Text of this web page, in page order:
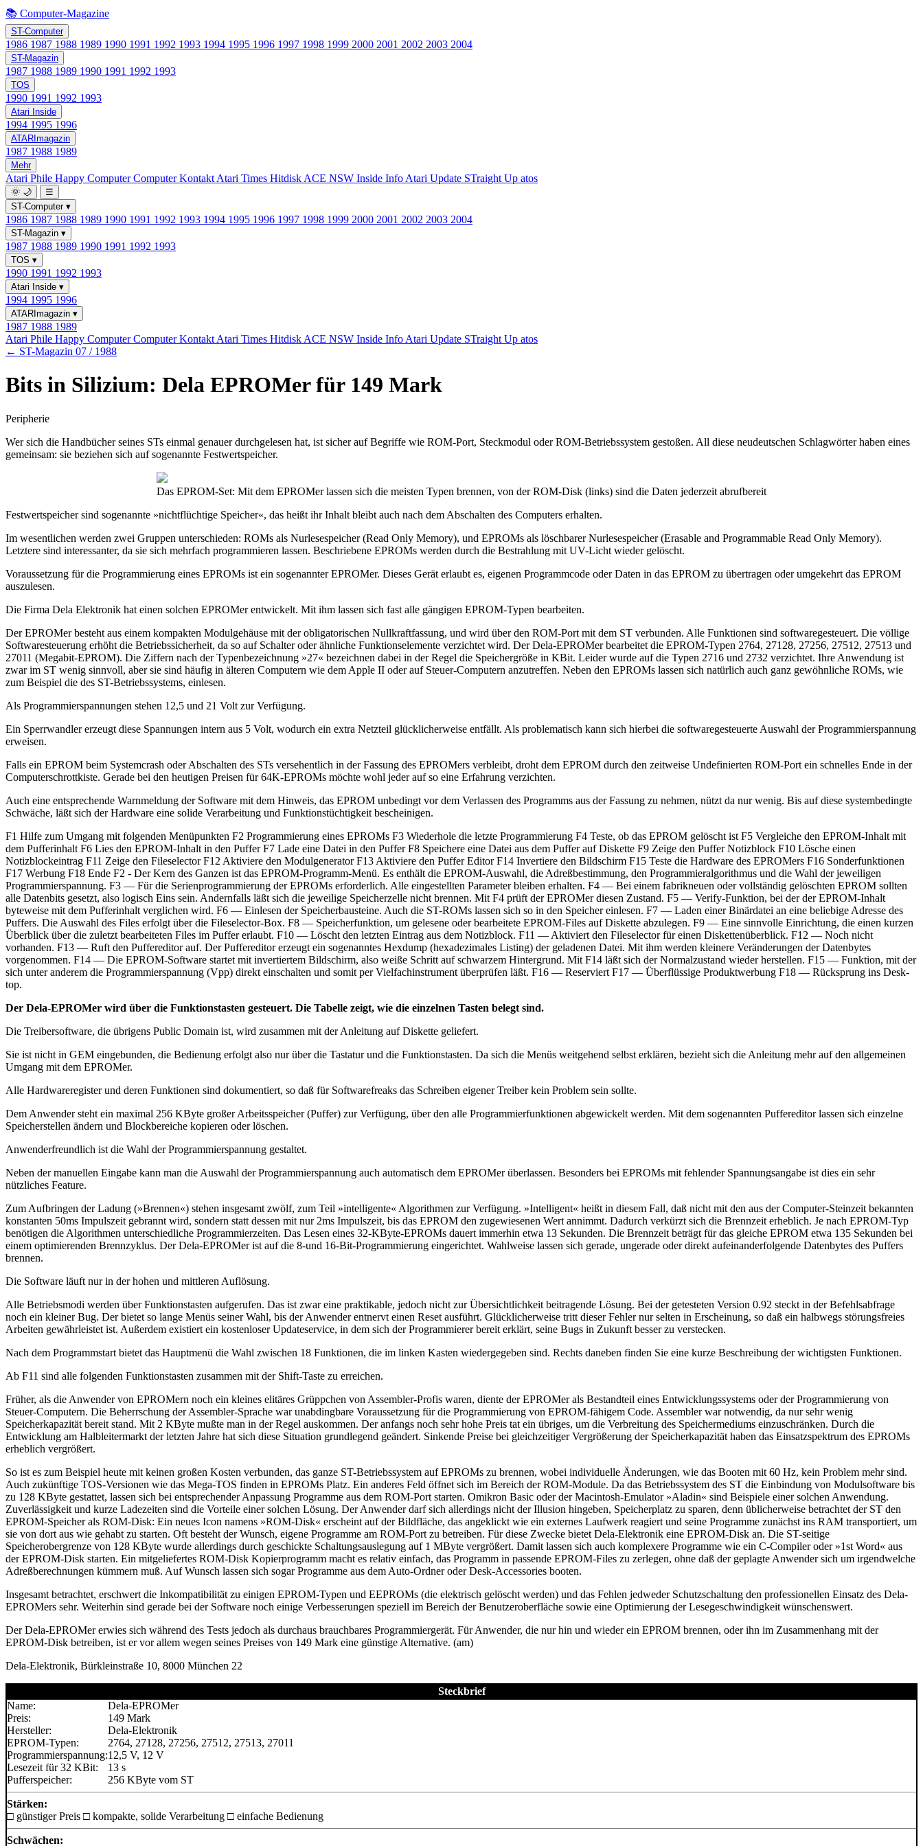
📚 Computer-Magazine
ST-Computer
1986 1987 1988 1989 1990 1991 1992 1993 1994 1995 1996 1997 1998 1999 2000 2001 2002 2003 2004
ST-Magazin
1987 1988 1989 1990 1991 1992 1993
TOS
1990 1991 1992 1993
Atari Inside
1994 1995 1996
ATARImagazin
1987 1988 1989
Mehr
Atari Phile Happy ComputerComputer Kontakt Atari Times Hitdisk ACE NSW Inside Info Atari Update STraight Up atos
🌞 🌙
☰
ST-Computer ▾
1986 1987 1988 1989 1990 1991 1992 1993 1994 1995 1996 1997 1998 1999 2000 2001 2002 2003 2004
ST-Magazin ▾
1987 1988 1989 1990 1991 1992 1993
TOS ▾
1990 1991 1992 1993
Atari Inside ▾
1994 1995 1996
ATARImagazin ▾
1987 1988 1989
Atari Phile Happy ComputerComputer Kontakt Atari Times Hitdisk ACE NSW Inside Info Atari Update STraight Up atos
← ST-Magazin 07 / 1988
Bits in Silizium: Dela EPROMer für 149 Mark
Peripherie
Wer sich die Handbücher seines STs einmal genauer durchgelesen hat, ist sicher auf Begriffe wie ROM-Port, Steckmodul oder ROM-Betriebssystem gestoßen. All diese neudeutschen Schlagwörter haben eines
gemeinsam: sie beziehen sich auf sogenannte Festwertspeicher.
Das EPROM-Set: Mit dem EPROMer lassen sich die meisten Typen brennen, von der ROM-Disk (links) sind die Daten jederzeit abrufbereit
Festwertspeicher sind sogenannte »nichtflüchtige Speicher«, das heißt ihr Inhalt bleibt auch nach dem Abschalten des Computers erhalten.
Im wesentlichen werden zwei Gruppen unterschieden: ROMs als Nurlesespeicher (Read Only Memory), und EPROMs als löschbarer Nurlesespeicher (Erasable and Programmable Read Only Memory).
Letztere sind interessanter, da sie sich mehrfach programmieren lassen. Beschriebene EPROMs werden durch die Bestrahlung mit UV-Licht wieder gelöscht.
Voraussetzung für die Programmierung eines EPROMs ist ein sogenannter EPROMer. Dieses Gerät erlaubt es, eigenen Programmcode oder Daten in das EPROM zu übertragen oder umgekehrt das EPROM
auszulesen.
Die Firma Dela Elektronik hat einen solchen EPROMer entwickelt. Mit ihm lassen sich fast alle gängigen EPROM-Typen bearbeiten.
Der EPROMer besteht aus einem kompakten Modulgehäuse mit der obligatorischen Nullkraftfassung, und wird über den ROM-Port mit dem ST verbunden. Alle Funktionen sind softwaregesteuert. Die völlige
Softwaresteuerung erhöht die Betriebssicherheit, da so auf Schalter oder ähnliche Funktionselemente verzichtet wird. Der Dela-EPROMer bearbeitet die EPROM-Typen 2764, 27128, 27256, 27512, 27513 und
27011 (Megabit-EPROM). Die Ziffern nach der Typenbezeichnung »27« bezeichnen dabei in der Regel die Speichergröße in KBit. Leider wurde auf die Typen 2716 und 2732 verzichtet. Ihre Anwendung ist
zwar im ST wenig sinnvoll, aber sie sind häufig in älteren Computern wie dem Apple II oder auf Steuer-Computern anzutreffen. Neben den EPROMs lassen sich natürlich auch ganz gewöhnliche ROMs, wie
zum Beispiel die des ST-Betriebssystems, einlesen.
Als Programmierspannungen stehen 12,5 und 21 Volt zur Verfügung.
Ein Sperrwandler erzeugt diese Spannungen intern aus 5 Volt, wodurch ein extra Netzteil glücklicherweise entfällt. Als problematisch kann sich hierbei die softwaregesteuerte Auswahl der Programmierspannung
erweisen.
Falls ein EPROM beim Systemcrash oder Abschalten des STs versehentlich in der Fassung des EPROMers verbleibt, droht dem EPROM durch den zeitweise Undefinierten ROM-Port ein schnelles Ende in der
Computerschrottkiste. Gerade bei den heutigen Preisen für 64K-EPROMs möchte wohl jeder auf so eine Erfahrung verzichten.
Auch eine entsprechende Warnmeldung der Software mit dem Hinweis, das EPROM unbedingt vor dem Verlassen des Programms aus der Fassung zu nehmen, nützt da nur wenig. Bis auf diese systembedingte
Schwäche, läßt sich der Hardware eine solide Verarbeitung und Funktionstüchtigkeit bescheinigen.
F1 Hilfe zum Umgang mit folgenden Menüpunkten F2 Programmierung eines EPROMs F3 Wiederhole die letzte Programmierung F4 Teste, ob das EPROM gelöscht ist F5 Vergleiche den EPROM-Inhalt mit
dem Pufferinhalt F6 Lies den EPROM-Inhalt in den Puffer F7 Lade eine Datei in den Puffer F8 Speichere eine Datei aus dem Puffer auf Diskette F9 Zeige den Puffer Notizblock F10 Lösche einen
Notizblockeintrag F11 Zeige den Fileselector F12 Aktiviere den Modulgenerator F13 Aktiviere den Puffer Editor F14 Invertiere den Bildschirm F15 Teste die Hardware des EPROMers F16 Sonderfunktionen
F17 Werbung F18 Ende F2 - Der Kern des Ganzen ist das EPROM-Programm-Menü. Es enthält die EPROM-Auswahl, die Adreßbestimmung, den Programmieralgorithmus und die Wahl der jeweiligen
Programmierspannung. F3 — Für die Serienprogrammierung der EPROMs erforderlich. Alle eingestellten Parameter bleiben erhalten. F4 — Bei einem fabrikneuen oder vollständig gelöschten EPROM sollten
alle Datenbits gesetzt, also logisch Eins sein. Andernfalls läßt sich die jeweilige Speicherzelle nicht brennen. Mit F4 prüft der EPROMer diesen Zustand. F5 — Verify-Funktion, bei der der EPROM-Inhalt
byteweise mit dem Pufferinhalt verglichen wird. F6 — Einlesen der Speicherbausteine. Auch die ST-ROMs lassen sich so in den Speicher einlesen. F7 — Laden einer Binärdatei an eine beliebige Adresse des
Puffers. Die Auswahl des Files erfolgt über die Fileselector-Box. F8 — Speicherfunktion, um gelesene oder bearbeitete EPROM-Files auf Diskette abzulegen. F9 — Eine sinnvolle Einrichtung, die einen kurzen
Überblick über die zuletzt bearbeiteten Files im Puffer erlaubt. F10 — Löscht den letzten Eintrag aus dem Notizblock. F11 — Aktiviert den Fileselector für einen Diskettenüberblick. F12 — Noch nicht
vorhanden. F13 — Ruft den Puffereditor auf. Der Puffereditor erzeugt ein sogenanntes Hexdump (hexadezimales Listing) der geladenen Datei. Mit ihm werden kleinere Veränderungen der Datenbytes
vorgenommen. F14 — Die EPROM-Software startet mit invertiertem Bildschirm, also weiße Schritt auf schwarzem Hintergrund. Mit F14 läßt sich der Normalzustand wieder herstellen. F15 — Funktion, mit der
sich unter anderem die Programmierspannung (Vpp) direkt einschalten und somit per Vielfachinstrument überprüfen läßt. F16 — Reserviert F17 — Überflüssige Produktwerbung F18 — Rücksprung ins Desk-
top.
Der Dela-EPROMer wird über die Funktionstasten gesteuert. Die Tabelle zeigt, wie die einzelnen Tasten belegt sind.
Die Treibersoftware, die übrigens Public Domain ist, wird zusammen mit der Anleitung auf Diskette geliefert.
Sie ist nicht in GEM eingebunden, die Bedienung erfolgt also nur über die Tastatur und die Funktionstasten. Da sich die Menüs weitgehend selbst erklären, bezieht sich die Anleitung mehr auf den allgemeinen
Umgang mit dem EPROMer.
Alle Hardwareregister und deren Funktionen sind dokumentiert, so daß für Softwarefreaks das Schreiben eigener Treiber kein Problem sein sollte.
Dem Anwender steht ein maximal 256 KByte großer Arbeitsspeicher (Puffer) zur Verfügung, über den alle Programmierfunktionen abgewickelt werden. Mit dem sogenannten Puffereditor lassen sich einzelne
Speicherstellen ändern und Blockbereiche kopieren oder löschen.
Anwenderfreundlich ist die Wahl der Programmierspannung gestaltet.
Neben der manuellen Eingabe kann man die Auswahl der Programmierspannung auch automatisch dem EPROMer überlassen. Besonders bei EPROMs mit fehlender Spannungsangabe ist dies ein sehr
nützliches Feature.
Zum Aufbringen der Ladung (»Brennen«) stehen insgesamt zwölf, zum Teil »intelligente« Algorithmen zur Verfügung. »Intelligent« heißt in diesem Fall, daß nicht mit den aus der Computer-Steinzeit bekannten
konstanten 50ms Impulszeit gebrannt wird, sondern statt dessen mit nur 2ms Impulszeit, bis das EPROM den zugewiesenen Wert annimmt. Dadurch verkürzt sich die Brennzeit erheblich. Je nach EPROM-Typ
benötigen die Algorithmen unterschiedliche Programmierzeiten. Das Lesen eines 32-KByte-EPROMs dauert immerhin etwa 13 Sekunden. Die Brennzeit beträgt für das gleiche EPROM etwa 135 Sekunden bei
einem optimierenden Brennzyklus. Der Dela-EPROMer ist auf die 8-und 16-Bit-Programmierung eingerichtet. Wahlweise lassen sich gerade, ungerade oder direkt aufeinanderfolgende Datenbytes des Puffers
brennen.
Die Software läuft nur in der hohen und mittleren Auflösung.
Alle Betriebsmodi werden über Funktionstasten aufgerufen. Das ist zwar eine praktikable, jedoch nicht zur Übersichtlichkeit beitragende Lösung. Bei der getesteten Version 0.92 steckt in der Befehlsabfrage
noch ein kleiner Bug. Der bietet so lange Menüs seiner Wahl, bis der Anwender entnervt einen Reset ausführt. Glücklicherweise tritt dieser Fehler nur selten in Erscheinung, so daß ein halbwegs störungsfreies
Arbeiten gewährleistet ist. Außerdem existiert ein kostenloser Updateservice, in dem sich der Programmierer bereit erklärt, seine Bugs in Zukunft besser zu verstecken.
Nach dem Programmstart bietet das Hauptmenü die Wahl zwischen 18 Funktionen, die im linken Kasten wiedergegeben sind. Rechts daneben finden Sie eine kurze Beschreibung der wichtigsten Funktionen.
Ab F11 sind alle folgenden Funktionstasten zusammen mit der Shift-Taste zu erreichen.
Früher, als die Anwender von EPROMern noch ein kleines elitäres Grüppchen von Assembler-Profis waren, diente der EPROMer als Bestandteil eines Entwicklungssystems oder der Programmierung von
Steuer-Computern. Die Beherrschung der Assembler-Sprache war unabdingbare Voraussetzung für die Programmierung von EPROM-fähigem Code. Assembler war notwendig, da nur sehr wenig
Speicherkapazität bereit stand. Mit 2 KByte mußte man in der Regel auskommen. Der anfangs noch sehr hohe Preis tat ein übriges, um die Verbreitung des Speichermediums einzuschränken. Durch die
Entwicklung am Halbleitermarkt der letzten Jahre hat sich diese Situation grundlegend geändert. Sinkende Preise bei gleichzeitiger Vergrößerung der Speicherkapazität haben das Einsatzspektrum des EPROMs
erheblich vergrößert.
So ist es zum Beispiel heute mit keinen großen Kosten verbunden, das ganze ST-Betriebssystem auf EPROMs zu brennen, wobei individuelle Änderungen, wie das Booten mit 60 Hz, kein Problem mehr sind.
Auch zukünftige TOS-Versionen wie das Mega-TOS finden in EPROMs Platz. Ein anderes Feld öffnet sich im Bereich der ROM-Module. Da das Betriebssystem des ST die Einbindung von Modulsoftware bis
zu 128 KByte gestattet, lassen sich bei entsprechender Anpassung Programme aus dem ROM-Port starten. Omikron Basic oder der Macintosh-Emulator »Aladin« sind Beispiele einer solchen Anwendung.
Zuverlässigkeit und kurze Ladezeiten sind die Vorteile einer solchen Lösung. Der Anwender darf sich allerdings nicht der Illusion hingeben, Speicherplatz zu sparen, denn üblicherweise betrachtet der ST den
EPROM-Speicher als ROM-Disk: Ein neues Icon namens »ROM-Disk« erscheint auf der Bildfläche, das angeklickt wie ein externes Laufwerk reagiert und seine Programme zunächst ins RAM transportiert, um
sie von dort aus wie gehabt zu starten. Oft besteht der Wunsch, eigene Programme am ROM-Port zu betreiben. Für diese Zwecke bietet Dela-Elektronik eine EPROM-Disk an. Die ST-seitige
Speicherobergrenze von 128 KByte wurde allerdings durch geschickte Schaltungsauslegung auf 1 MByte vergrößert. Damit lassen sich auch komplexere Programme wie ein C-Compiler oder »1st Word« aus
der EPROM-Disk starten. Ein mitgeliefertes ROM-Disk Kopierprogramm macht es relativ einfach, das Programm in passende EPROM-Files zu zerlegen, ohne daß der geplagte Anwender sich um irgendwelche
Adreßberechnungen kümmern muß. Auf Wunsch lassen sich sogar Programme aus dem Auto-Ordner oder Desk-Accessories booten.
Insgesamt betrachtet, erschwert die Inkompatibilität zu einigen EPROM-Typen und EEPROMs (die elektrisch gelöscht werden) und das Fehlen jedweder Schutzschaltung den professionellen Einsatz des Dela-
EPROMers sehr. Weiterhin sind gerade bei der Software noch einige Verbesserungen speziell im Bereich der Benutzeroberfläche sowie eine Optimierung der Lesegeschwindigkeit wünschenswert.
Der Dela-EPROMer erwies sich während des Tests jedoch als durchaus brauchbares Programmiergerät. Für Anwender, die nur hin und wieder ein EPROM brennen, oder ihn im Zusammenhang mit der
EPROM-Disk betreiben, ist er vor allem wegen seines Preises von 149 Mark eine günstige Alternative. (am)
Dela-Elektronik, Bürkleinstraße 10, 8000 München 22
Steckbrief
Name:
Dela-EPROMer
Preis:
149 Mark
Hersteller:
Dela-Elektronik
EPROM-Typen:
2764, 27128, 27256, 27512, 27513, 27011
Programmierspannung:12,5 V, 12 V
Lesezeit für 32 KBit:
13 s
Pufferspeicher:
256 KByte vom ST
Stärken:
□ günstiger Preis □ kompakte, solide Verarbeitung □ einfache Bedienung
Schwächen: